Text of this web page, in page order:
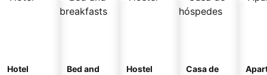
Hotel
Bed and
Hostel
Casa de